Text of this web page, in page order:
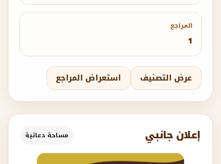
المراجع
1
عرض التصنيف استعراض المراجع
إعلان جانبي مساحة دعائية